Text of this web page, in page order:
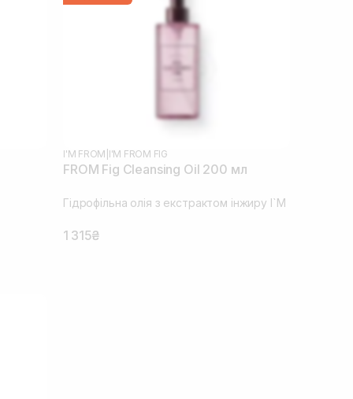
I'M FROM I'M FROM FIG
FROM Fig Cleansing Oil 200 мл
Гідрофільна олія з екстрактом інжиру I`M
1 315₴